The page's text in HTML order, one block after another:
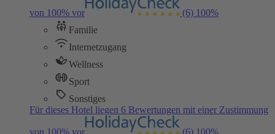
von 100% vor (6) 100%
Familie
Internetzugang
Wellness
Sport
Sonstiges
Für dieses Hotel liegen 6 Bewertungen mit einer Zustimmung
von 100% vor (6) 100%